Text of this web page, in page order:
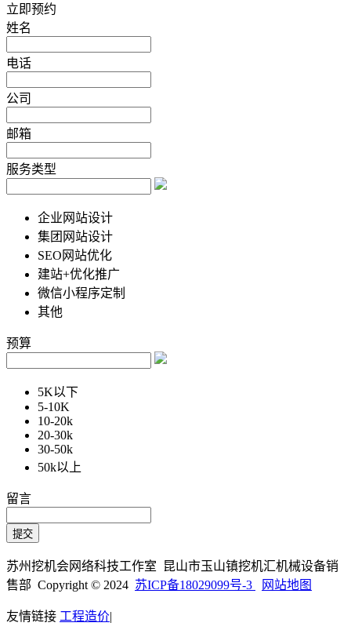
立即预约
姓名
电话
公司
邮箱
服务类型
企业网站设计
集团网站设计
SEO网站优化
建站+优化推广
微信小程序定制
其他
预算
5K以下
5-10K
10-20k
20-30k
30-50k
50k以上
留言
苏州挖机会网络科技工作室 昆山市玉山镇挖机汇机械设备销
售部 Copyright © 2024 苏ICP备18029099号-3 网站地图
友情链接 工程造价|